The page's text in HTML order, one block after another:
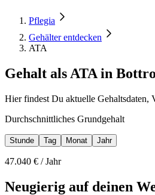
Pflegia
Gehälter entdecken
ATA
Gehalt als ATA in
Hier findest Du aktuelle Gehaltsdaten,
Durchschnittliches Grundgehalt
Stunde Tag Monat Jahr
47.040 € /Jahr
Neugierig auf deinen